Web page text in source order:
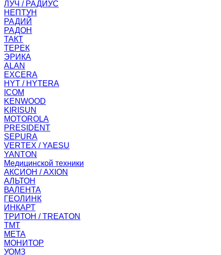
ЛУЧ / РАДИУС
НЕПТУН
РАДИЙ
РАДОН
ТАКТ
ТЕРЕК
ЭРИКА
ALAN
EXCERA
HYT / HYTERA
ICOM
KENWOOD
KIRISUN
MOTOROLA
PRESIDENT
SEPURA
VERTEX / YAESU
YANTON
Медицинской техники
АКСИОН / AXION
АЛЬТОН
ВАЛЕНТА
ГЕОЛИНК
ИНКАРТ
ТРИТОН / TREATON
ТМТ
МЕТА
МОНИТОР
УОМЗ